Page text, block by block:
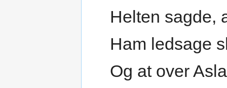
Helten sagde,
Ham ledsage
Og at over